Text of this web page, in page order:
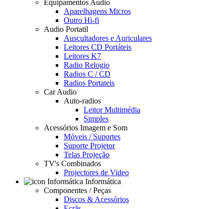
Equipamentos Audio
Aparelhagens Micros
Outro Hi-fi
Audio Portatil
Auscultadores e Auriculares
Leitores CD Portáteis
Leitores K7
Radio Relogio
Radios C / CD
Radios Portateis
Car Audio
Auto-radios
Leitor Multimédia
Simples
Acessórios Imagem e Som
Móveis / Suportes
Suporte Projetor
Telas Projeção
TV's Combinados
Projectores de Video
Informática
Componentes / Peças
Discos & Acessórios